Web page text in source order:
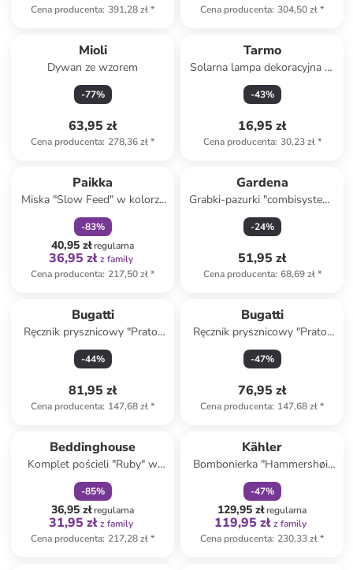
Cena producenta: 391,28 zł*
Cena producenta: 304,50 zł*
Mioli
Dywan ze wzorem
-77%
63,95 zł
Cena producenta: 278,36 zł*
Tarmo
Solarna lampa dekoracyjna w
kolorze czarnym - wys. 9 cm
-43%
16,95 zł
Cena producenta: 30,23 zł*
Paikka
Miska "Slow Feed" w kolorze
czarnym dla psa - Ø20 cm
-83%
40,95 złregularna
36,95 zł z family
Cena producenta: 217,50 zł*
Gardena
Grabki-pazurki "combisystem"
w kolorze turkusowym - wys.
7 cm
-24%
51,95 zł
Cena producenta: 68,69 zł*
Bugatti
Ręcznik prysznicowy "Prato"
w kolorze jasnoróżowym -
140 x 67 cm
-44%
81,95 zł
Cena producenta: 147,68 zł*
Bugatti
Ręcznik prysznicowy "Prato"
w kolorze beżowym - 140 x
67 cm
-47%
76,95 zł
Cena producenta: 147,68 zł*
Beddinghouse
Komplet pościeli "Ruby" w
kolorze błękitno-
jasnoróżowym
-85%
36,95 złregularna
31,95 zł z family
Cena producenta: 217,28 zł*
Kähler
Bombonierka "Hammershøi"
w kolorze biało-zielonym - Ø
11,5 cm
-47%
129,95 złregularna
119,95 zł z family
Cena producenta: 230,33 zł*